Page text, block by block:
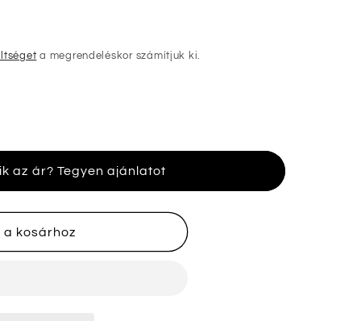
a megrendeléskor számítjuk ki.
az ár? Tegyen ajánlatot
a kosárhoz